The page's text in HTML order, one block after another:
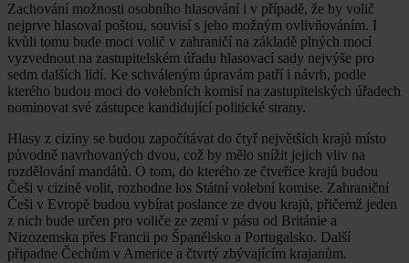
Zachování možnosti osobního hlasování i v případě, že by volič
nejprve hlasoval poštou, souvisí s jeho možným ovlivňováním. I
kvůli tomu bude moci volič v zahraničí na základě plných mocí
vyzvednout na zastupitelském úřadu hlasovací sady nejvýše pro
sedm dalších lidí. Ke schváleným úpravám patří i návrh, podle
kterého budou moci do volebních komisí na zastupitelských úřadech
nominovat své zástupce kandidující politické strany.
Hlasy z ciziny se budou započítávat do čtyř největších krajů místo
původně navrhovaných dvou, což by mělo snížit jejich vliv na
rozdělování mandátů. O tom, do kterého ze čtveřice krajů budou
Češi v cizině volit, rozhodne los Státní volební komise. Zahraniční
Češi v Evropě budou vybírat poslance ze dvou krajů, přičemž jeden
z nich bude určen pro voliče ze zemí v pásu od Británie a
Nizozemska přes Francii po Španělsko a Portugalsko. Další
připadne Čechům v Americe a čtvrtý zbývajícím krajanům.